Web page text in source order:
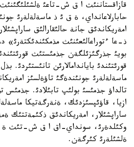
قازاقستاننئث ا ق ش-تاعئ
حابارلاعانداي، ة ق ئ ذ ماسةلةلةرئ
امةريكاندئق جانة حالئقارالئق
ذ-عا ءتوراعالئعئنئث مذمكئندئكتةرئ»
بويئ جذرگئزئلگةن جذمئستئث
قورئتئندئ باياندامالارئن تانئستئردئ.
ماسةلةلةرئ جونئندةگئ تاؤةلسئز
تالداؤ جذمئسئ بولئپ تابئلادئ. جذمئس
ازيا، قاؤئپسئزدئك، ةنةرگةتيكا
ساراپشئلار، امةريكاندئق ذكئمةتتئك
وكئلدةرئ، سونداي-اق ا ق ش-تئث ة
ةلشئلةرئ كئرگةن.